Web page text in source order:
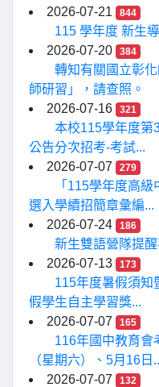
2026-07-21
844
115 學年度 新生
2026-07-20
384
轉知有關國立彰
師研習」，請查照。
2026-07-16
321
本校115學年度第
公告分次招考-考試...
2026-07-07
279
「115學年度高
選入學續招簡章彙編...
2026-07-24
186
新生雙語營隊提
2026-07-13
173
115年度暑假須知
假學生自主學習獎...
2026-07-07
165
116年國中教育會
（星期六）、5月16日
2026-07-07
132